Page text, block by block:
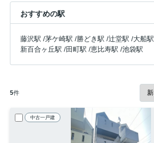
おすすめの駅
藤沢駅 /茅ケ崎駅 /勝どき駅 /辻堂駅 /大船駅
新百合ヶ丘駅 /田町駅 /恵比寿駅 /池袋駅
5件
中古一戸建